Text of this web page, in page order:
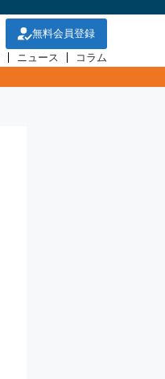
無料会員登録
ニュース コラム